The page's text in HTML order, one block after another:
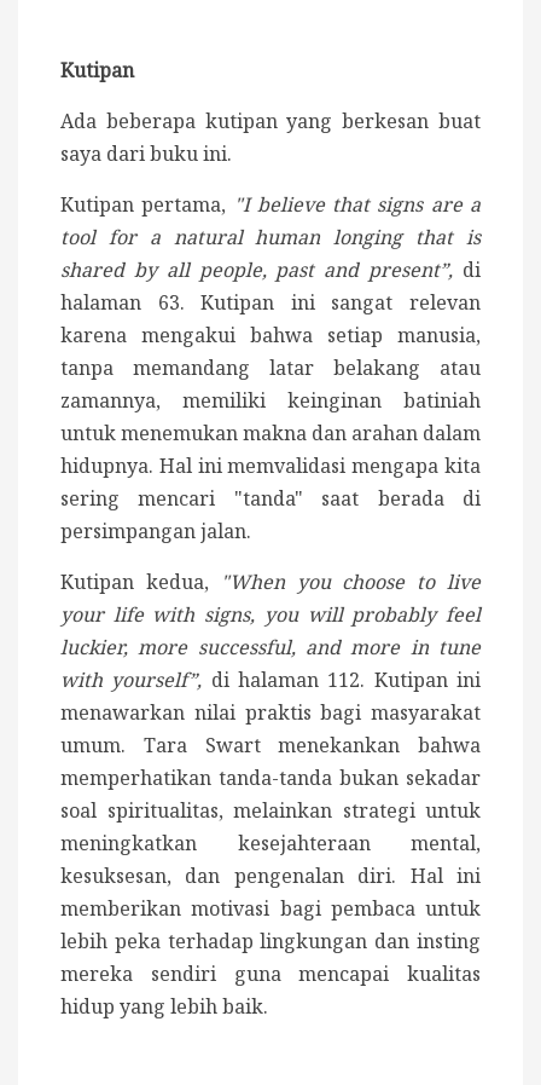
Kutipan
Ada beberapa kutipan yang berkesan buat
saya dari buku ini.
Kutipan pertama, "I believe that signs are a
tool for a natural human longing that is
shared by all people, past and present”, di
halaman 63. Kutipan ini sangat relevan
karena mengakui bahwa setiap manusia,
tanpa memandang latar belakang atau
zamannya, memiliki keinginan batiniah
untuk menemukan makna dan arahan dalam
hidupnya. Hal ini memvalidasi mengapa kita
sering mencari "tanda" saat berada di
persimpangan jalan.
Kutipan kedua,
"When you choose to live
your life with signs, you will probably feel
luckier, more successful, and more in tune
with yourself”, di halaman 112. Kutipan ini
menawarkan nilai praktis bagi masyarakat
umum. Tara Swart menekankan bahwa
memperhatikan tanda-tanda bukan sekadar
soal spiritualitas, melainkan strategi untuk
meningkatkan kesejahteraan mental,
kesuksesan, dan pengenalan diri. Hal ini
memberikan motivasi bagi pembaca untuk
lebih peka terhadap lingkungan dan insting
mereka sendiri guna mencapai kualitas
hidup yang lebih baik.